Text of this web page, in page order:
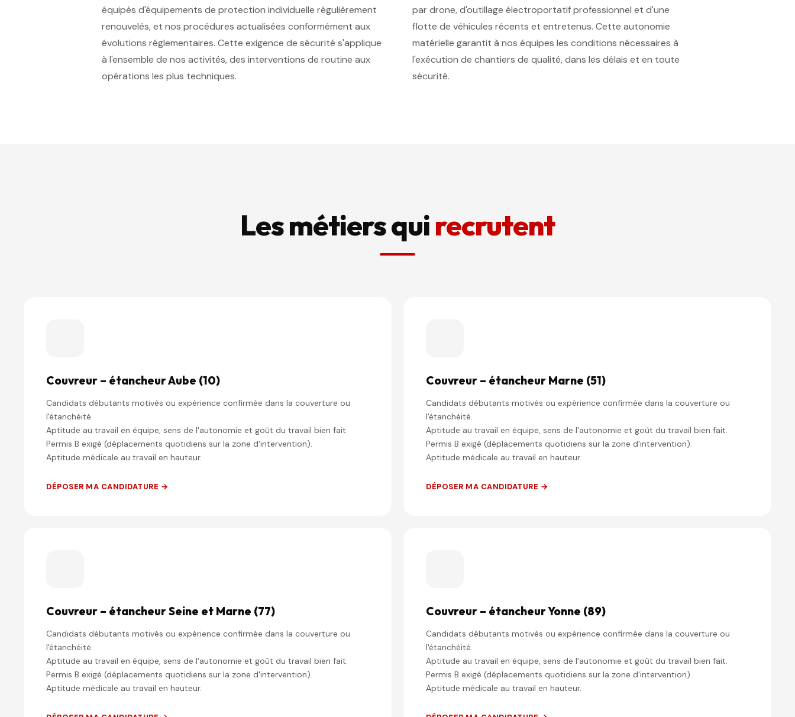
équipés d'équipements de protection individuelle régulièrement
renouvelés, et nos procédures actualisées conformément aux
évolutions réglementaires. Cette exigence de sécurité s'applique
à l'ensemble de nos activités, des interventions de routine aux
opérations les plus techniques.
par drone, d'outillage électroportatif professionnel et d'une
flotte de véhicules récents et entretenus. Cette autonomie
matérielle garantit à nos équipes les conditions nécessaires à
l'exécution de chantiers de qualité, dans les délais et en toute
sécurité.
Les métiers quirecrutent
Couvreur – étancheur Aube (10)
Candidats débutants motivés ou expérience confirmée dans la couverture ou
l'étanchéité.
Aptitude au travail en équipe, sens de l'autonomie et goût du travail bien fait.
Permis B exigé (déplacements quotidiens sur la zone d'intervention).
Aptitude médicale au travail en hauteur.
DÉPOSER MA CANDIDATURE →
Couvreur – étancheur Marne (51)
Candidats débutants motivés ou expérience confirmée dans la couverture ou
l'étanchéité.
Aptitude au travail en équipe, sens de l'autonomie et goût du travail bien fait.
Permis B exigé (déplacements quotidiens sur la zone d'intervention).
Aptitude médicale au travail en hauteur.
DÉPOSER MA CANDIDATURE →
Couvreur – étancheur Seine et Marne (77)
Candidats débutants motivés ou expérience confirmée dans la couverture ou
l'étanchéité.
Aptitude au travail en équipe, sens de l'autonomie et goût du travail bien fait.
Permis B exigé (déplacements quotidiens sur la zone d'intervention).
Aptitude médicale au travail en hauteur.
Couvreur – étancheur Yonne (89)
Candidats débutants motivés ou expérience confirmée dans la couverture ou
l'étanchéité.
Aptitude au travail en équipe, sens de l'autonomie et goût du travail bien fait.
Permis B exigé (déplacements quotidiens sur la zone d'intervention).
Aptitude médicale au travail en hauteur.